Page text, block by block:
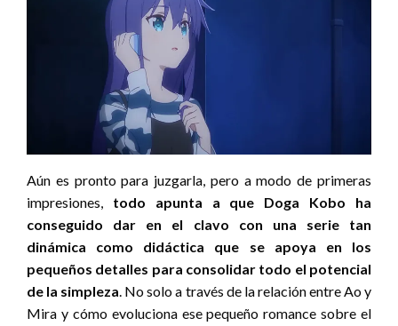
Aún es pronto para juzgarla, pero a modo de primeras
impresiones, todo apunta a que Doga Kobo ha
conseguido dar en el clavo con una serie tan
dinámica como didáctica que se apoya en los
pequeños detalles para consolidar todo el potencial
de la simpleza. No solo a través de la relación entre Ao y
Mira y cómo evoluciona ese pequeño romance sobre el